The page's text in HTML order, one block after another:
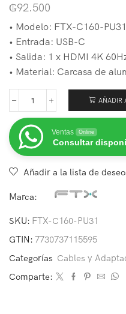
₲92.500
• Modelo: FTX-C160-
• Entrada: USB-C
• Salida: 1 x HDMI 4K
• Material: Carcasa de
AÑADIR
Ventas Online
Consultar
Añadir a la lista de
Marca:
SKU: FTX-C160-PU31
GTIN: 7730737115595
Categorías Cables y
Comparte: